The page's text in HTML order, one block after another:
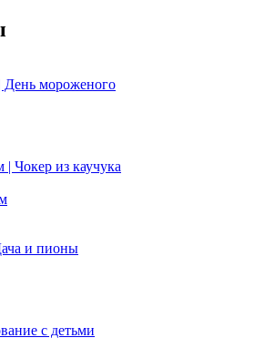
мороженого
Чокер из каучука
и пионы
с детьми